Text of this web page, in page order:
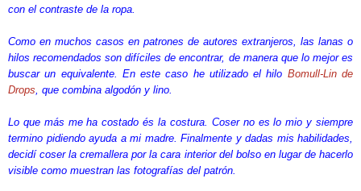
con el contraste de la ropa.
Como en muchos casos en patrones de autores extranjeros, las lanas o
hilos recomendados son difíciles de encontrar, de manera que lo mejor es
buscar un equivalente. En este caso he utilizado el hilo Bomull-Lin de
Drops , que combina algodón y lino.
Lo que más me ha costado és la costura. Coser no es lo mio y siempre
termino pidiendo ayuda a mi madre. Finalmente y dadas mis habilidades,
decidí coser la cremallera por la cara interior del bolso en lugar de hacerlo
visible como muestran las fotografías del patrón.